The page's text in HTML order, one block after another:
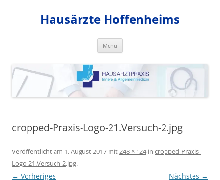
Hausärzte Hoffenheims
Menü
cropped-Praxis-Logo-21.Versuch-2.jpg
Veröffentlicht am 1. August 2017 mit248 × 124in cropped-Praxis-
Logo-21.Versuch-2.jpg.
← Vorheriges Nächstes →